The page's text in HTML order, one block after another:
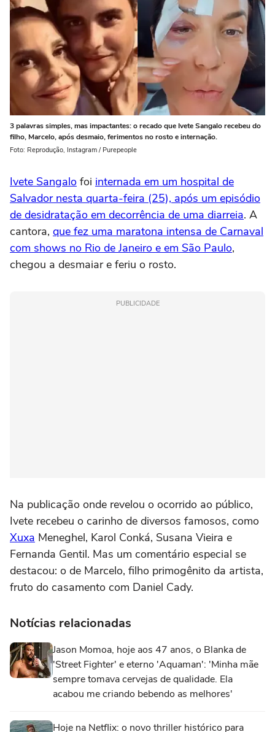
3 palavras simples, mas impactantes: o recado que Ivete Sangalo recebeu do
filho, Marcelo, após desmaio, ferimentos no rosto e internação.
Foto: Reprodução, Instagram / Purepeople
Ivete Sangalo foi internada em um hospital de
Salvador nesta quarta-feira (25), após um episódio
de desidratação em decorrência de uma diarreia. A
cantora, que fez uma maratona intensa de Carnaval
com shows no Rio de Janeiro e em São Paulo,
chegou a desmaiar e feriu o rosto.
PUBLICIDADE
Na publicação onde revelou o ocorrido ao público,
Ivete recebeu o carinho de diversos famosos, como
Xuxa Meneghel, Karol Conká, Susana Vieira e
Fernanda Gentil. Mas um comentário especial se
destacou: o de Marcelo, filho primogênito da artista,
fruto do casamento com Daniel Cady.
Notícias relacionadas
Jason Momoa, hoje aos 47 anos, o Blanka de
'Street Fighter' e eterno 'Aquaman': 'Minha mãe
sempre tomava cervejas de qualidade. Ela
acabou me criando bebendo as melhores'
Hoje na Netflix: o novo thriller histórico para